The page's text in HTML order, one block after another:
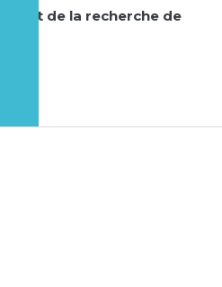
et de la recherche de